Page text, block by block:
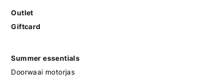
Outlet
Giftcard
Summer essentials
Doorwaai motorjas